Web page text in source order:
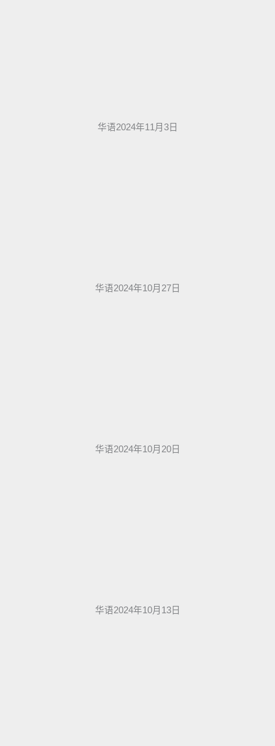
华语2024年11月3日
华语2024年10月27日
华语2024年10月20日
华语2024年10月13日